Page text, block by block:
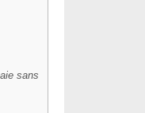
sans